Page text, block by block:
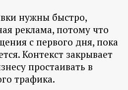
нужны быстро,
реклама, потому что
с первого дня, пока
Контекст закрывает
простаивать в
трафика.